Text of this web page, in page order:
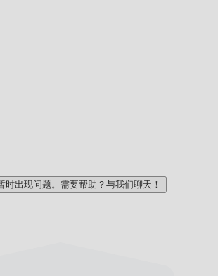
时出现问题。需要帮助？与我们聊天！